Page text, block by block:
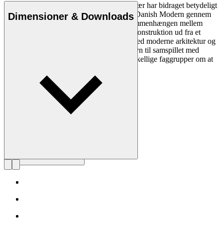
Den danske professor og arkitekt Bodil Kjær har bidraget betydeligt
til udbredelsen af designprincipperne bag Danish Modern gennem
sine rejser og sin viden og forståelse af sammenhængen mellem
design og arkitektur. Kjær anskuer møbelkonstruktion ud fra et
teknisk perspektiv, som hun kombinerer med moderne arkitektur og
skaber til mennesker. Hun tager altid hensyn til samspillet med
omgivelserne og har samarbejdet med forskellige faggrupper om at
Læs mere om Bodil Kjær
Dimensioner & Downloads